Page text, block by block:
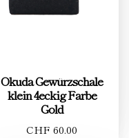
Okuda Gewürzschale
klein 4eckig Farbe
Gold
CHF 60.00